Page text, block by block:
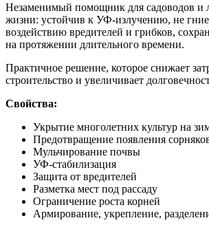
Незаменимый помощник для садоводов и
жизни: устойчив к УФ-излучению, не
воздействию вредителей и грибков,
на протяжении длительного времени.
Практичное решение, которое снижает
строительство и увеличивает
Свойства:
Укрытие многолетних культур на
Предотвращение появления
Мульчирование почвы
УФ-стабилизация
Защита от вредителей
Разметка мест под рассаду
Ограничение роста корней
Армирование, укрепление,